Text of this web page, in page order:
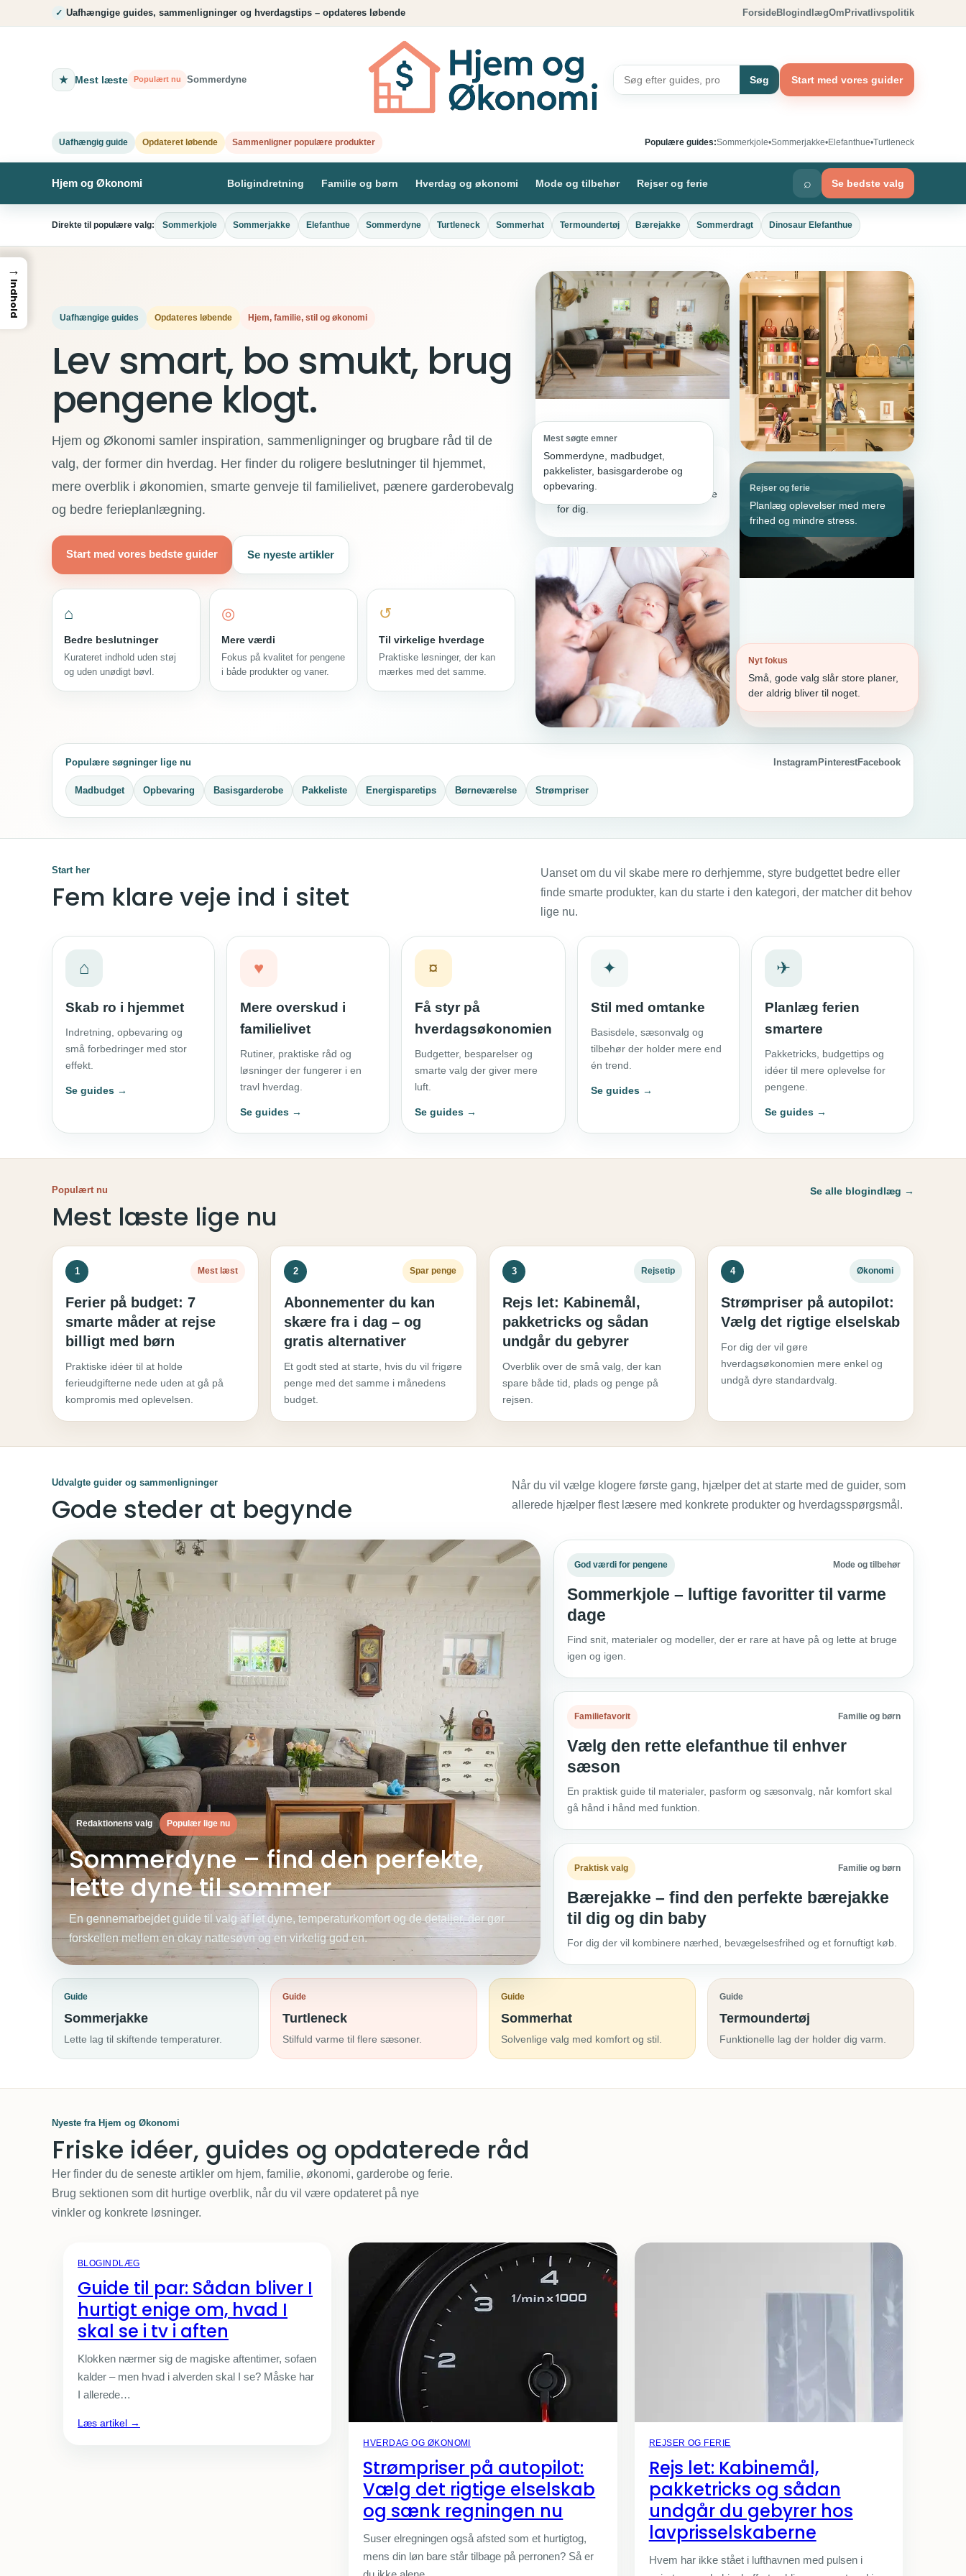
til
✓ Uafhængige guides, sammenligninger og hverdagstips – opdateres løbende ForsideBlogindlægOm Privatlivspolitik
★ Mest læste Populært nu Sommerdyne Søg Start med vores guider
Uafhængig guide Opdateret løbende Sammenligner populære produkter Populære guides:Sommerkjole•Sommerjakke•Elefanthue•Turtleneck
Hjem og Økonomi Boligindretning Familie og børn Hverdag og økonomi Mode og tilbehør Rejser og ferie ⌕ Se bedste valg
Direkte til populære valg: Sommerkjole Sommerjakke Elefanthue Sommerdyne Turtleneck Sommerhat Termoundertøj Bærejakke Sommerdragt Dinosaur Elefanthue
Uafhængige guides Opdateres løbende Hjem, familie, stil og økonomi
Lev smart, bo smukt, brug
pengene klogt.
Hjem og Økonomi samler inspiration, sammenligninger og brugbare råd til de
valg, der former din hverdag. Her finder du roligere beslutninger til hjemmet,
mere overblik i økonomien, smarte genveje til familielivet, pænere garderobevalg
og bedre ferieplanlægning.
Start med vores bedste guider Se nyeste artikler
⌂
Bedre beslutninger
Kurateret indhold uden støj
og uden unødigt bøvl.
◎
Mere værdi
Fokus på kvalitet for pengene
i både produkter og vaner.
↺
Til virkelige hverdage
Praktiske løsninger, der kan
mærkes med det samme.
Boligindretning
Skab ro med få, gennemtænkte
greb og et hjem der arbejder bedre
for dig.
Rejser og ferie
Planlæg oplevelser med mere
frihed og mindre stress.
Mest søgte emner
Sommerdyne, madbudget,
pakkelister, basisgarderobe og
opbevaring.
Nyt fokus
Små, gode valg slår store planer,
der aldrig bliver til noget.
Populære søgninger lige nu
Madbudget Opbevaring Basisgarderobe Pakkeliste Energisparetips Børneværelse Strømpriser
Instagram PinterestFacebook
Start her
Fem klare veje ind i sitet
Uanset om du vil skabe mere ro derhjemme, styre budgettet bedre eller
finde smarte produkter, kan du starte i den kategori, der matcher dit behov
lige nu.
⌂
Skab ro i hjemmet
Indretning, opbevaring og
små forbedringer med stor
effekt.
Se guides →
♥
Mere overskud i
familielivet
Rutiner, praktiske råd og
løsninger der fungerer i en
travl hverdag.
Se guides →
¤
Få styr på
hverdagsøkonomien
Budgetter, besparelser og
smarte valg der giver mere
luft.
Se guides →
✦
Stil med omtanke
Basisdele, sæsonvalg og
tilbehør der holder mere end
én trend.
Se guides →
✈
Planlæg ferien
smartere
Pakketricks, budgettips og
idéer til mere oplevelse for
pengene.
Se guides →
Populært nu
Mest læste lige nu
Se alle blogindlæg →
1 Mest læst
Ferier på budget: 7
smarte måder at rejse
billigt med børn
Praktiske idéer til at holde
ferieudgifterne nede uden at gå på
kompromis med oplevelsen.
2 Spar penge
Abonnementer du kan
skære fra i dag – og
gratis alternativer
Et godt sted at starte, hvis du vil frigøre
penge med det samme i månedens
budget.
3 Rejsetip
Rejs let: Kabinemål,
pakketricks og sådan
undgår du gebyrer
Overblik over de små valg, der kan
spare både tid, plads og penge på
rejsen.
4 Økonomi
Strømpriser på autopilot:
Vælg det rigtige elselskab
For dig der vil gøre
hverdagsøkonomien mere enkel og
undgå dyre standardvalg.
Udvalgte guider og sammenligninger
Gode steder at begynde
Når du vil vælge klogere første gang, hjælper det at starte med de guider, som
allerede hjælper flest læsere med konkrete produkter og hverdagsspørgsmål.
Redaktionens valg Populær lige nu
Sommerdyne – find den perfekte,
lette dyne til sommer
En gennemarbejdet guide til valg af let dyne, temperaturkomfort og de detaljer, der gør
forskellen mellem en okay nattesøvn og en virkelig god en.
God værdi for pengene Mode og tilbehør
Sommerkjole – luftige favoritter til varme
dage
Find snit, materialer og modeller, der er rare at have på og lette at bruge
igen og igen.
Familiefavorit Familie og børn
Vælg den rette elefanthue til enhver
sæson
En praktisk guide til materialer, pasform og sæsonvalg, når komfort skal
gå hånd i hånd med funktion.
Praktisk valg Familie og børn
Bærejakke – find den perfekte bærejakke
til dig og din baby
For dig der vil kombinere nærhed, bevægelsesfrihed og et fornuftigt køb.
Guide
Sommerjakke
Lette lag til skiftende temperaturer.
Guide
Turtleneck
Stilfuld varme til flere sæsoner.
Guide
Sommerhat
Solvenlige valg med komfort og stil.
Guide
Termoundertøj
Funktionelle lag der holder dig varm.
Nyeste fra Hjem og Økonomi
Friske idéer, guides og opdaterede råd
Her finder du de seneste artikler om hjem, familie, økonomi, garderobe og ferie.
Brug sektionen som dit hurtige overblik, når du vil være opdateret på nye
vinkler og konkrete løsninger.
BLOGINDLÆG
Guide til par: Sådan bliver I
hurtigt enige om, hvad I
skal se i tv i aften
Klokken nærmer sig de magiske aften­timer, sofaen
kalder – men hvad i alverden skal I se? Måske har
I allerede…
Læs artikel →
HVERDAG OG ØKONOMI
Strømpriser på autopilot:
Vælg det rigtige elselskab
og sænk regningen nu
Suser elregningen også afsted som et hurtigtog,
mens din løn bare står tilbage på perronen? Så er
REJSER OG FERIE
Rejs let: Kabinemål,
pakketricks og sådan
undgår du gebyrer hos
lavprisselskaberne
Hvem har ikke stået i lufthavnen med pulsen i
→
Indhold